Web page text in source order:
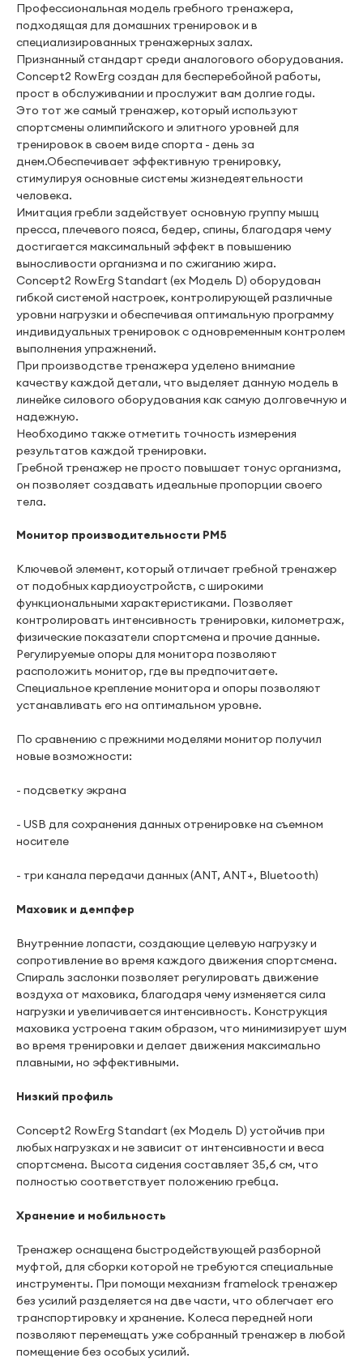
Профессиональная модель гребного тренажера,
подходящая для домашних тренировок и в
специализированных тренажерных залах.
Признанный стандарт среди аналогового оборудования.
Concept2 RowErg создан для бесперебойной работы,
прост в обслуживании и прослужит вам долгие годы.
Это тот же самый тренажер, который используют
спортсмены олимпийского и элитного уровней для
тренировок в своем виде спорта - день за
днем.Обеспечивает эффективную тренировку,
стимулируя основные системы жизнедеятельности
человека.
Имитация гребли задействует основную группу мышц
пресса, плечевого пояса, бедер, спины, благодаря чему
достигается максимальный эффект в повышению
выносливости организма и по сжиганию жира.
Concept2 RowErg Standart (ex Модель D) оборудован
гибкой системой настроек, контролирующей различные
уровни нагрузки и обеспечивая оптимальную программу
индивидуальных тренировок с одновременным контролем
выполнения упражнений.
При производстве тренажера уделено внимание
качеству каждой детали, что выделяет данную модель в
линейке силового оборудования как самую долговечную и
надежную.
Необходимо также отметить точность измерения
результатов каждой тренировки.
Гребной тренажер не просто повышает тонус организма,
он позволяет создавать идеальные пропорции своего
тела.
Монитор производительности PM5
Ключевой элемент, который отличает гребной тренажер
от подобных кардиоустройств, с широкими
функциональными характеристиками. Позволяет
контролировать интенсивность тренировки, километраж,
физические показатели спортсмена и прочие данные.
Регулируемые опоры для монитора позволяют
расположить монитор, где вы предпочитаете.
Специальное крепление монитора и опоры позволяют
устанавливать его на оптимальном уровне.
По сравнению с прежними моделями монитор получил
новые возможности:
- подсветку экрана
- USB для сохранения данных отренировке на съемном
носителе
- три канала передачи данных (ANT, ANT+, Bluetooth)
Маховик и демпфер
Внутренние лопасти, создающие целевую нагрузку и
сопротивление во время каждого движения спортсмена.
Спираль заслонки позволяет регулировать движение
воздуха от маховика, благодаря чему изменяется сила
нагрузки и увеличивается интенсивность. Конструкция
маховика устроена таким образом, что минимизирует шум
во время тренировки и делает движения максимально
плавными, но эффективными.
Низкий профиль
Concept2 RowErg Standart (ex Модель D) устойчив при
любых нагрузках и не зависит от интенсивности и веса
спортсмена. Высота сидения составляет 35,6 см, что
полностью соответствует положению гребца.
Хранение и мобильность
Тренажер оснащена быстродействующей разборной
муфтой, для сборки которой не требуются специальные
инструменты. При помощи механизм framelock тренажер
без усилий разделяется на две части, что облегчает его
транспортировку и хранение. Колеса передней ноги
позволяют перемещать уже собранный тренажер в любой
помещение без особых усилий.